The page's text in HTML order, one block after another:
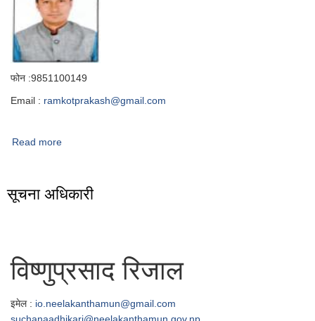
फोन :9851100149
Email : ramkotprakash@gmail.com
Read more
सूचना अधिकारी
विष्णुप्रसाद रिजाल
इमेल : io.neelakanthamun@gmail.com
suchanaadhikari@neelakanthamun.gov.np